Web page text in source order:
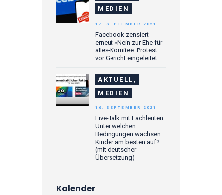
MEDIEN
Facebook zensiert
erneut «Nein zur Ehe für
alle»-Komitee: Protest
vor Gericht eingeleitet
17. SEPTEMBER 2021
AKTUELL,
MEDIEN
Live-Talk mit Fachleuten:
Unter welchen
Bedingungen wachsen
Kinder am besten auf?
(mit deutscher
Übersetzung)
16. SEPTEMBER 2021
Kalender